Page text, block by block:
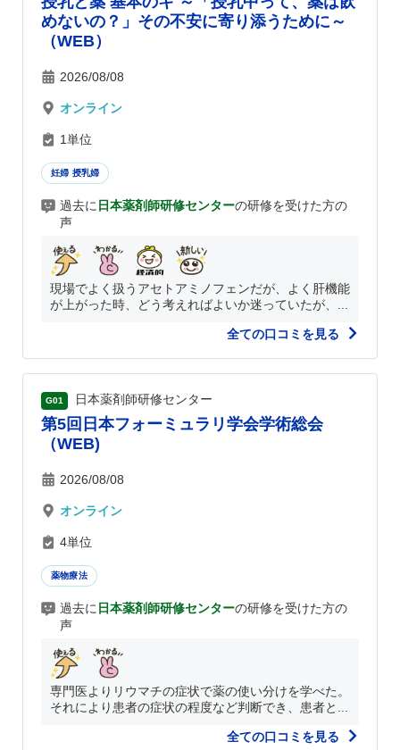
めないの？」その不安に寄り添うために～
（WEB）
2026/08/08
オンライン
1単位
妊婦 授乳婦
過去に 日本薬剤師研修センターの研修を受けた方の
声
現場でよく扱うアセトアミノフェンだが、よく肝機能
が上がった時、どう考えればよいか迷っていたが、...
全ての口コミを見る
G01 日本薬剤師研修センター
第5回日本フォーミュラリ学会学術総会
（WEB)
2026/08/08
オンライン
4単位
薬物療法
過去に 日本薬剤師研修センターの研修を受けた方の
声
専門医よりリウマチの症状で薬の使い分けを学べた。
それにより患者の症状の程度など判断でき、患者と...
全ての口コミを見る